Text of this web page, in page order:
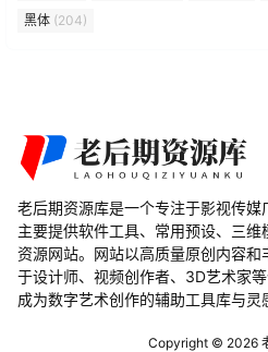
黑体 (204)
老后期资源库是一个专注于影视传媒
主要提供软件工具、常用预设、三
资源网站。网站以高质量原创内容
于设计师、视频创作者、3D艺术家
成为数字艺术创作的辅助工具库与灵
Copyright © 2026